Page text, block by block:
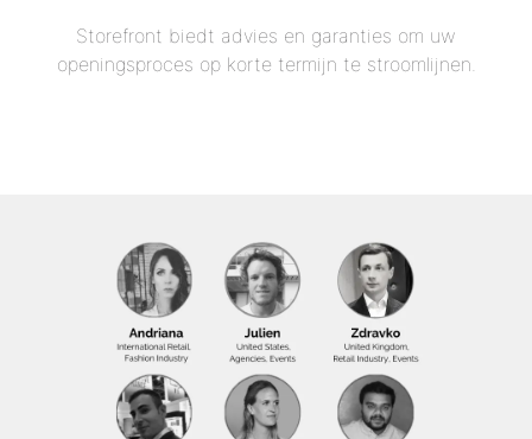
Storefront biedt advies en garanties om uw
openingsproces op korte termijn te stroomlijnen.